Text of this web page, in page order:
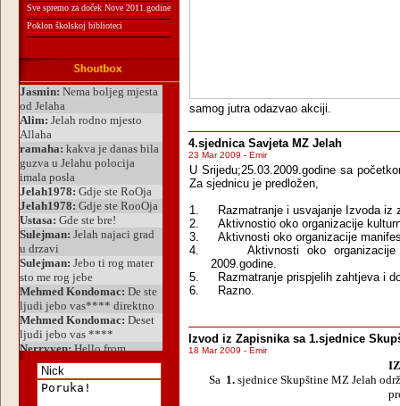
Sve spremo za doček Nove 2011.godine
Poklon školskoj biblioteci
samog jutra odazvao akciji.
4.sjednica Savjeta MZ Jelah
23 Mar 2009 - Emir
U Srijedu;25.03.2009.godine sa
Za sjednicu je predložen,
1.
Razmatranje i usvajanje Izvoda
2.
Aktivnostio oko organizacije
3.
Aktivnosti oko organizacije
4.
Aktivnosti oko organizacije
2009.godine.
5.
Razmatranje prispjelih zahtjeva i
6.
Razno.
Izvod iz Zapisnika sa 1.sjednice
18 Mar 2009 - Emir
Sa 1. sjednice Skupštine MZ Jelah